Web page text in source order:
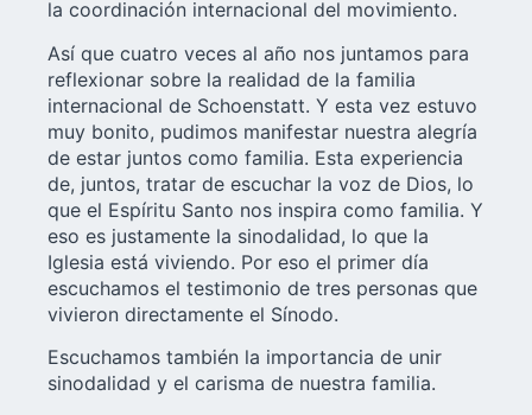
la coordinación internacional del movimiento.
Así que cuatro veces al año nos juntamos para
reflexionar sobre la realidad de la familia
internacional de Schoenstatt. Y esta vez estuvo
muy bonito, pudimos manifestar nuestra alegría
de estar juntos como familia. Esta experiencia
de, juntos, tratar de escuchar la voz de Dios, lo
que el Espíritu Santo nos inspira como familia. Y
eso es justamente la sinodalidad, lo que la
Iglesia está viviendo. Por eso el primer día
escuchamos el testimonio de tres personas que
vivieron directamente el Sínodo.
Escuchamos también la importancia de unir
sinodalidad y el carisma de nuestra familia.